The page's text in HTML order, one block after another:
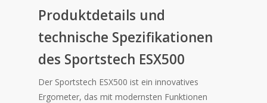
Produktdetails und
technische Spezifikationen
des Sportstech ESX500
Der Sportstech ESX500 ist ein innovatives
Ergometer, das mit modernsten Funktionen